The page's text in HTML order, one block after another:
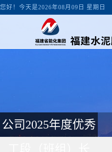
您好！今天是2026年08月09日 星期日
公司2025年度优秀